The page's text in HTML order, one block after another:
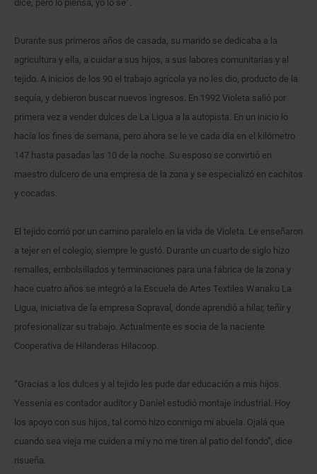
dice, pero lo piensa, yo lo sé”.
Durante sus primeros años de casada, su marido se dedicaba a la
agricultura y ella, a cuidar a sus hijos, a sus labores comunitarias y al
tejido. A inicios de los 90 el trabajo agrícola ya no les dio, producto de la
sequía, y debieron buscar nuevos ingresos. En 1992 Violeta salió por
primera vez a vender dulces de La Ligua a la autopista. En un inicio lo
hacía los fines de semana, pero ahora se le ve cada día en el kilómetro
147 hasta pasadas las 10 de la noche. Su esposo se convirtió en
maestro dulcero de una empresa de la zona y se especializó en cachitos
y cocadas.
El tejido corrió por un camino paralelo en la vida de Violeta. Le enseñaron
a tejer en el colegio; siempre le gustó. Durante un cuarto de siglo hizo
remalles, embolsillados y terminaciones para una fábrica de la zona y
hace cuatro años se integró a la Escuela de Artes Textiles Wanaku La
Ligua, iniciativa de la empresa Sopraval, donde aprendió a hilar, teñir y
profesionalizar su trabajo. Actualmente es socia de la naciente
Cooperativa de Hilanderas Hilacoop.
“Gracias a los dulces y al tejido les pude dar educación a mis hijos.
Yessenia es contador auditor y Daniel estudió montaje industrial. Hoy
los apoyo con sus hijos, tal como hizo conmigo mi abuela. Ojalá que
cuando sea vieja me cuiden a mí y no me tiren al patio del fondo”, dice
risueña.